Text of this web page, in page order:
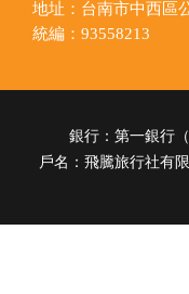
地址：台南市中西區
統編：93558213
銀行：第一銀行（
戶名：飛騰旅行社有